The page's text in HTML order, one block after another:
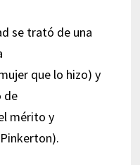
se trató de una
que lo hizo) y
de
mérito y